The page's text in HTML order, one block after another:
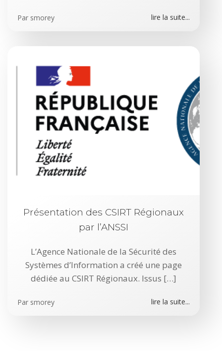
Par smorey lire la suite...
Présentation des CSIRT Régionaux
par l’ANSSI
L’Agence Nationale de la Sécurité des
Systèmes d’Information a créé une page
dédiée au CSIRT Régionaux. Issus […]
Par smorey lire la suite...